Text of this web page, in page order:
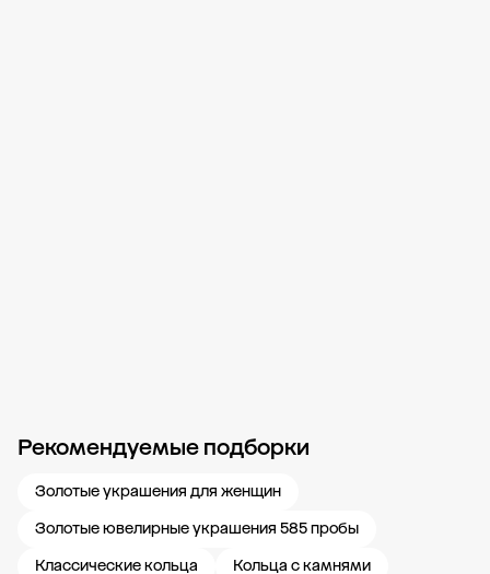
Рекомендуемые подборки
Золотые украшения для женщин
Золотые ювелирные украшения 585 пробы
Классические кольца
Кольца с камнями
Новости компании Журнал ЗОЛОТОЙ Блог